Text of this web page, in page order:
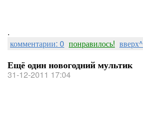
.
комментарии: 0 понравилось! вверх^
Ещё один новогодний мультик
31-12-2011 17:04